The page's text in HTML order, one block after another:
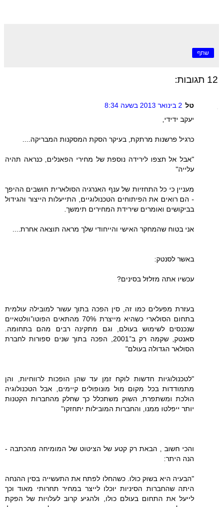
שתף
12 תגובות:
טל 2 בינואר 2013 בשעה 8:34
יעקב ידידי,
כרגיל פרשנות מרתקת, בעיקר הסקת המסקנות המבריקה....
"אבל אל תצפו לירידה נוספת של מחירי הפאנלים, כנראה תהיה
עלייה"
מעניין כי כל התחזיות של ענף האנרגיה הסולארית חושבים ההיפך
- הם רואים את הפיתוחים הטכנולוגיים, התייעלות הייצור והגידול
בביקושים ואומרים שירידת המחירים תימשך.
אני בטוח שהמחקר האישי והייחודי שלך מראה תוצאה אחרת....
באשר לסנטק:
עכשיו אתה מזלזל בסינים?
בעזרת מפעלים כמו זה, סין הפכה בתוך עשור למובילה עולמית
בתחום הסולארי כשהיא מייצרת 70% מהתאים הפוטו־וולטאיים
שנכנסים לשימוש בעולם, וגם מתקינה רבים מהם בתחומה.
סאנטק, שקמה רק ב־2001, הפכה בתוך שנים ספורות לחברת
הסולאר הגדולה בעולם"
"לטכנולוגיות חדשות לוקח זמן עד שהן הופכות לרווחיות, והן
מתמודדות בכל מקום מול מונופולים קיימים, אבל הטכנולוגיה
הולכת ומשתפרת, השוק משתכלל כך שחלק מהחברות הקטנות
יותר ייפלטו ממנו, והחברות המובילות יתחזקו"
והכי חשוב , הבאת רק קטע של הציטוט של המומיחה מהכתבה -
הנה היתר:
"הבעיה היא בשוק כולו. כשהחלו לפתח את התעשייה בסין ההנחה
היתה שהחברות הסיניות יוכלו לייצר במחיר תחרותי מאוד וכך
לייעל את התחום בעולם כולו, ולהגיע קרוב לעלויות של הפקת